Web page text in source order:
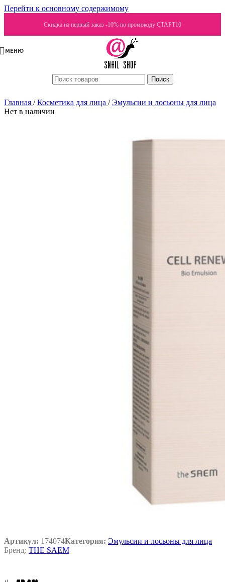
Перейти к основному содержимому
Скидка на первый заказ -10% по промокоду СТАРТ10
МЕНЮ
Поиск
Главная / Косметика для лица / Эмульсии и лосьоны для лица
Нет в наличии
Артикул: 174074Категория: Эмульсии и лосьоны для лица
Бренд: THE SAEM